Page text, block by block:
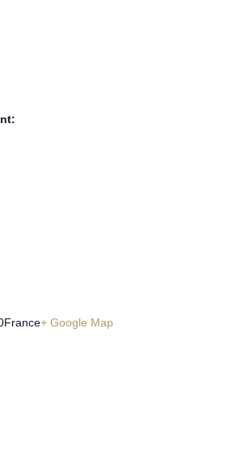
France+ Google Map